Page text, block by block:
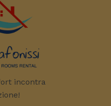
incontra